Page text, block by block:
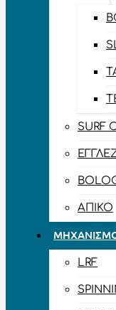
SURF
ΑΠΊΚΟ
LRF